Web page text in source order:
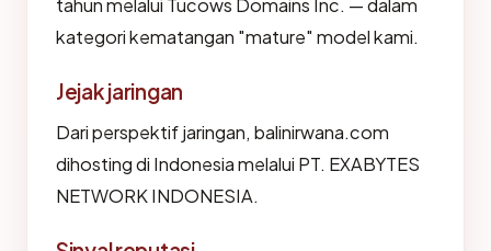
tahun melalui Tucows Domains Inc. — dalam
kategori kematangan "mature" model kami.
Jejak jaringan
Dari perspektif jaringan, balinirwana.com
dihosting di Indonesia melalui PT. EXABYTES
NETWORK INDONESIA.